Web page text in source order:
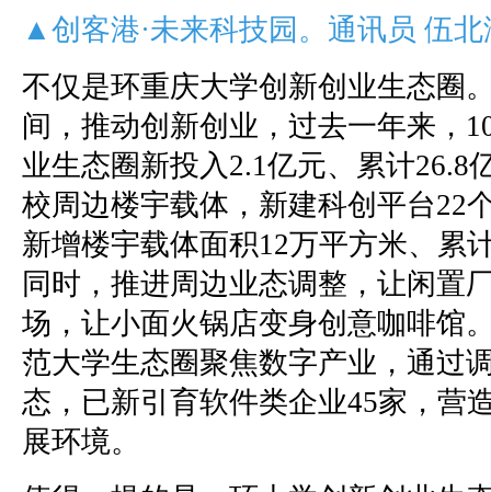
▲创客港·未来科技园。通讯员 伍北
不仅是环重庆大学创新创业生态圈
间，推动创新创业，过去一年来，
业生态圈新投入2.1亿元、累计26.8
校周边楼宇载体，新建科创平台22
新增楼宇载体面积12万平方米、累
同时，推进周边业态调整，让闲置
场，让小面火锅店变身创意咖啡馆
范大学生态圈聚焦数字产业，通过
态，已新引育软件类企业45家，营
展环境。